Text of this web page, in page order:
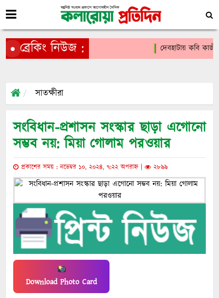
ব্রেকিং নিউজ : দেবহাটায় কবি
সাতক্ষীরা
সংবিধান-প্রশাসন সংস্কার ছাড়া এগোনো
সম্ভব নয়: মিয়া গোলাম পরওয়ার
প্রকাশের সময় : নভেম্বর ১০, ২০২৪, ৭:২২ অপরাহ্ন | ২৮৯৯
Download Photo Card